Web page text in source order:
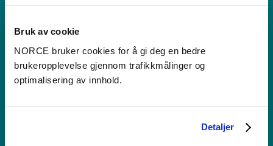
Bruk av cookie
NORCE bruker cookies for å gi deg en bedre
brukeropplevelse gjennom trafikkmålinger og
optimalisering av innhold.
Detaljer
Kontakt
Postboks 22,
Nygårdstangen